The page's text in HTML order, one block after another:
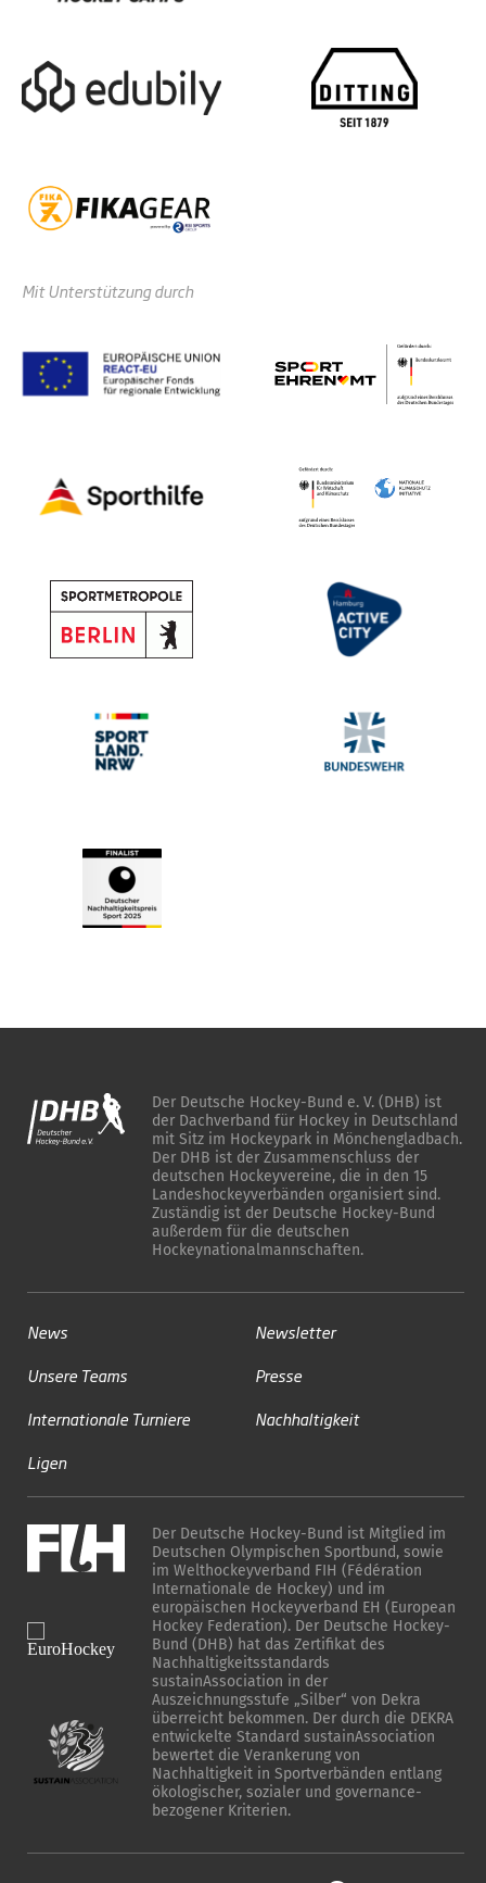
Mit Unterstützung durch
Der Deutsche Hockey-Bund e. V. (DHB) ist
der Dachverband für Hockey in Deutschland
mit Sitz im Hockeypark in Mönchengladbach.
Der DHB ist der Zusammenschluss der
deutschen Hockeyvereine, die in den 15
Landeshockeyverbänden organisiert sind.
Zuständig ist der Deutsche Hockey-Bund
außerdem für die deutschen
Hockeynationalmannschaften.
News
Unsere Teams
Internationale Turniere
Ligen
Newsletter
Presse
Nachhaltigkeit
Der Deutsche Hockey-Bund ist Mitglied im
Deutschen Olympischen Sportbund, sowie
im Welthockeyverband FIH (Fédération
Internationale de Hockey) und im
europäischen Hockeyverband EH (European
Hockey Federation). Der Deutsche Hockey-
Bund (DHB) hat das Zertifikat des
Nachhaltigkeitsstandards
sustainAssociation in der
Auszeichnungsstufe „Silber“ von Dekra
überreicht bekommen. Der durch die DEKRA
entwickelte Standard sustainAssociation
bewertet die Verankerung von
Nachhaltigkeit in Sportverbänden entlang
ökologischer, sozialer und governance-
bezogener Kriterien.